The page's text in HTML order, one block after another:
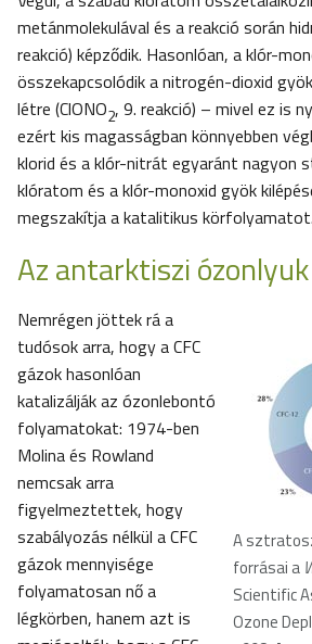
metánmolekulával és a reakció során
reakció) képződik. Hasonlóan, a klór-
összekapcsolódik a nitrogén-dioxid
létre (ClONO2, 9. reakció) – mivel ez is
ezért kis magasságban könnyebben
klorid és a klór-nitrát egyaránt nagyon
klóratom és a klór-monoxid gyök
megszakítja a katalitikus körfolyamatot.
Az antarktiszi
A
forrásai a
Scientific
Ozone
Nemrégen jöttek rá a
tudósok arra, hogy a CFC
gázok hasonlóan
katalizálják az ózonlebontó
folyamatokat: 1974-ben
Molina és Rowland
nemcsak arra
figyelmeztettek, hogy
szabályozás nélkül a CFC
gázok mennyisége
folyamatosan nő a
légkörben, hanem azt is